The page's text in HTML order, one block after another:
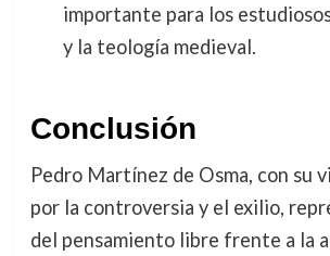
importante para los
y la teología medieval.
Conclusión
Pedro Martínez de Osma, con su
por la controversia y el exilio,
del pensamiento libre frente a la